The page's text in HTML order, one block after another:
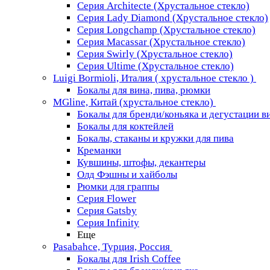
Серия Architecte (Хрустальное стекло)
Серия Lady Diamond (Хрустальное стекло)
Серия Longchamp (Хрустальное стекло)
Серия Macassar (Хрустальное стекло)
Серия Swirly (Хрустальное стекло)
Серия Ultime (Хрустальное стекло)
Luigi Bormioli, Италия ( хрустальное стекло )
Бокалы для вина, пива, рюмки
MGline, Китай (хрустальное стекло)
Бокалы для бренди/коньяка и дегустации
Бокалы для коктейлей
Бокалы, стаканы и кружки для пива
Креманки
Кувшины, штофы, декантеры
Олд Фэшны и хайболы
Рюмки для граппы
Серия Flower
Серия Gatsby
Серия Infinity
Еще
Pasabahce, Турция, Россия
Бокалы для Irish Coffee